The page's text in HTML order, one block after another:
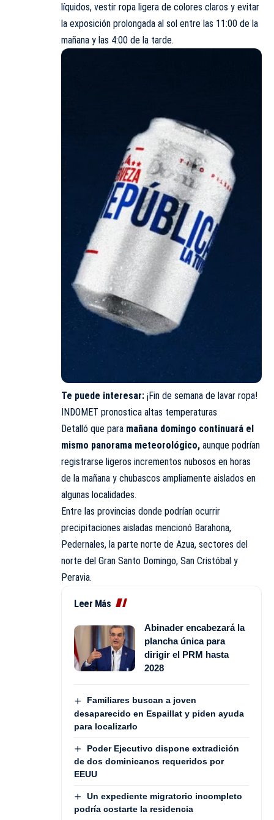
líquidos, vestir ropa ligera de colores claros y evitar
la exposición prolongada al sol entre las 11:00 de la
mañana y las 4:00 de la tarde.
Te puede interesar: ¡Fin de semana de lavar ropa!
INDOMET pronostica altas temperaturas
Detalló que para mañana domingo continuará el
mismo panorama meteorológico, aunque podrían
registrarse ligeros incrementos nubosos en horas
de la mañana y chubascos ampliamente aislados en
algunas localidades.
Entre las provincias donde podrían ocurrir
precipitaciones aisladas mencionó Barahona,
Pedernales, la parte norte de Azua, sectores del
norte del Gran Santo Domingo, San Cristóbal y
Peravia.
Leer Más
Abinader encabezará la
plancha única para
dirigir el PRM hasta
2028
Familiares buscan a joven
desaparecido en Espaillat y piden ayuda
para localizarlo
Poder Ejecutivo dispone extradición
de dos dominicanos requeridos por
EEUU
Un expediente migratorio incompleto
podría costarte la residencia